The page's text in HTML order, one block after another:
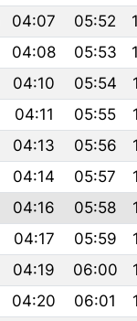
04:07 05:52
04:08 05:53
04:10 05:54
04:11 05:55
04:13 05:56
04:14 05:57
04:16 05:58
04:17 05:59
04:19 06:00
04:20 06:01